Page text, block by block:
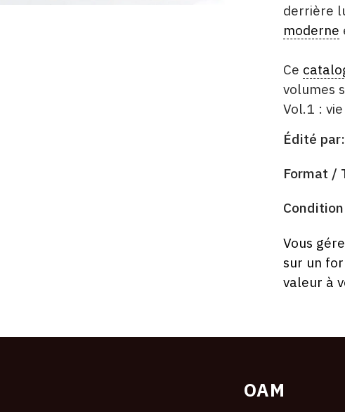
derrière
moderne
Ce
volumes
Vol.1 :
ÉDITÉ
Édité par
FORMAT
Format /
ÉTAT
Condition
Vous
sur un
valeur à
OAM